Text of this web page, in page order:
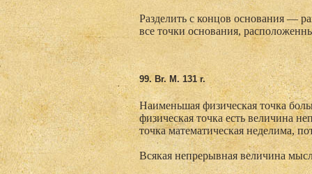
Разделить с концов основания —
все точки основания,
99. Вr. М. 131 r.
Наименьшая физическая точка
физическая точка есть величина
точка математическая неделима,
Всякая непрерывная величина